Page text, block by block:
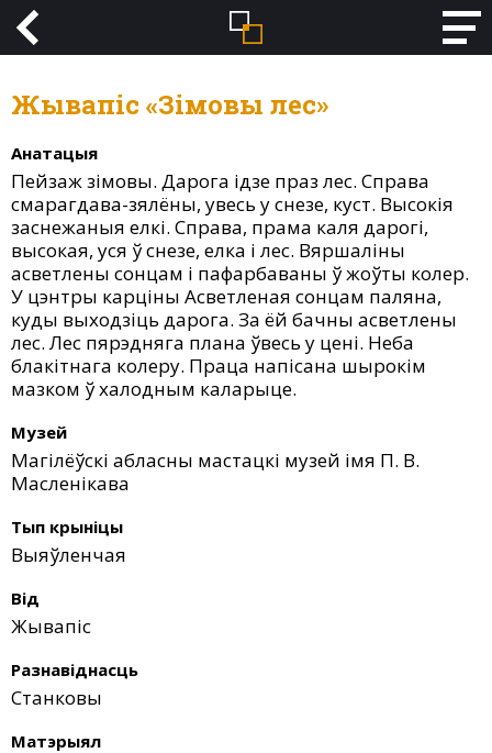
Жывапіс «Зімовы лес»
Анатацыя
Пейзаж зімовы. Дарога ідзе праз лес. Справа
смарагдава-зялёны, увесь у снезе, куст. Высокія
заснежаныя елкі. Справа, прама каля дарогі,
высокая, уся ў снезе, елка і лес. Вяршаліны
асветлены сонцам і пафарбаваны ў жоўты колер.
У цэнтры карціны Асветленая сонцам паляна,
куды выходзіць дарога. За ёй бачны асветлены
лес. Лес пярэдняга плана ўвесь у цені. Неба
блакітнага колеру. Праца напісана шырокім
мазком ў халодным каларыце.
Музей
Магілёўскі абласны мастацкі музей імя П. В.
Масленікава
Тып крыніцы
Выяўленчая
Від
Жывапіс
Разнавіднасць
Станковы
Матэрыял